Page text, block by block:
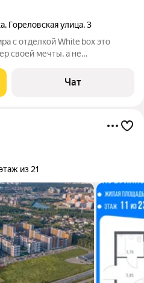
, Гореловская улица,3
отделкой White box это
своей мечты, а не
стяжка пола, установлена
с
Чат
из 21